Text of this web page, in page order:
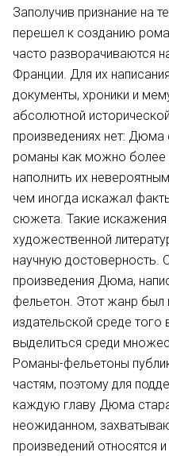
Заполучив признание на
перешел к созданию
часто разворачиваются
Франции. Для их
документы, хроники и
абсолютной
произведениях нет: Дюма
романы как можно более
наполнить их
чем иногда искажал
сюжета. Такие
художественной
научную достоверность.
произведения Дюма,
фельетон. Этот жанр был
издательской среде
выделиться среди
Романы-фельетоны
частям, поэтому для
каждую главу Дюма
неожиданном,
произведений относятся